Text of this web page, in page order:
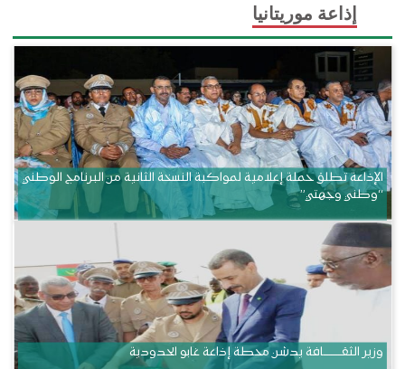
إذاعة موريتانيا
الإذاعة تطلق حملة إعلامية لمواكبة النسخة الثانية من البرنامج الوطني
“وطني وجهتي”
وزير الثقــــــــــافة يدشن محطة إذاعة غابو الحدودية